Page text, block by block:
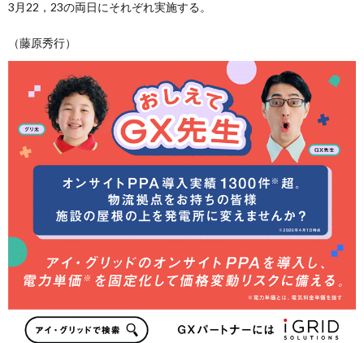
3月22，23の両日にそれぞれ実施する。
（藤原秀行）